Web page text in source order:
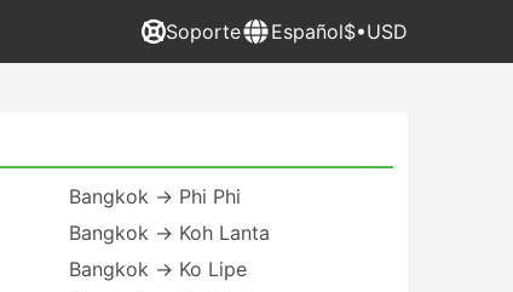
Soporte Español$•USD
Bangkok → Phi Phi
Bangkok → Koh Lanta
Bangkok → Ko Lipe